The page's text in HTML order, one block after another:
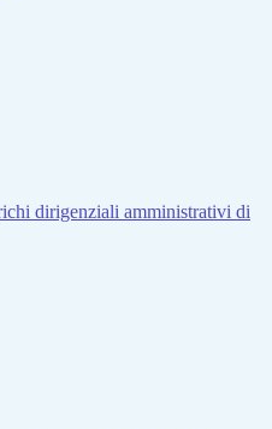
dirigenziali amministrativi di